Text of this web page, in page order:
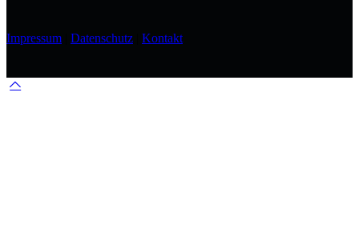
Impressum Datenschutz Kontakt